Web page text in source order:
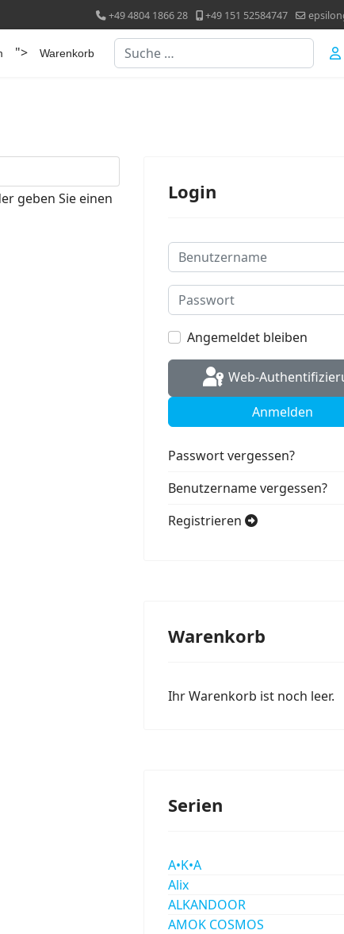
+49 4804 1866 28 +49 151 52584747
"> Warenkorb Suchen
geben Sie einen
Login
Benutzername
Passwort
Angemeldet bleiben
Web-
Anmelden
Passwort vergessen?
Benutzername vergessen?
Registrieren
Warenkorb
Ihr Warenkorb ist noch leer.
Serien
A•K•A
Alix
ALKANDOOR
AMOK COSMOS